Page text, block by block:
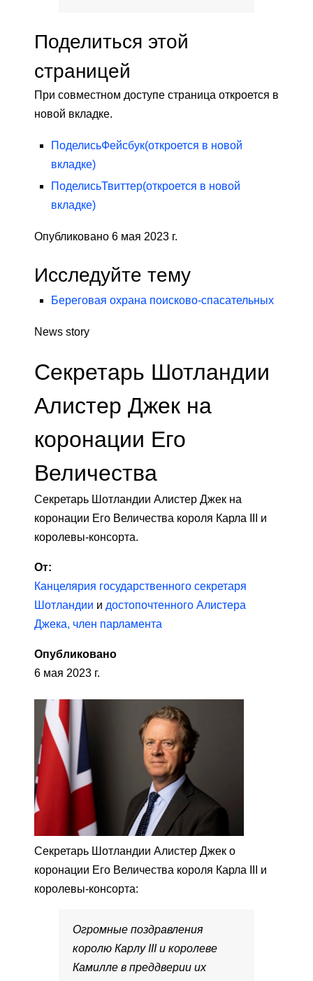
Поделиться этой
страницей
При совместном доступе страница откроется в
новой вкладке.
ПоделисьФейсбук(откроется в новой
вкладке)
ПоделисьТвиттер(откроется в новой
вкладке)
Опубликовано 6 мая 2023 г.
Исследуйте тему
Береговая охрана поисково-спасательных
News story
Секретарь Шотландии
Алистер Джек на
коронации Его
Величества
Секретарь Шотландии Алистер Джек на
коронации Его Величества короля Карла III и
королевы-консорта.
От:
Канцелярия государственного секретаря
Шотландии и достопочтенного Алистера
Джека, член парламента
Опубликовано
6 мая 2023 г.
Секретарь Шотландии Алистер Джек о
коронации Его Величества короля Карла III и
королевы-консорта:
Огромные поздравления
королю Карлу III и королеве
Камилле в преддверии их